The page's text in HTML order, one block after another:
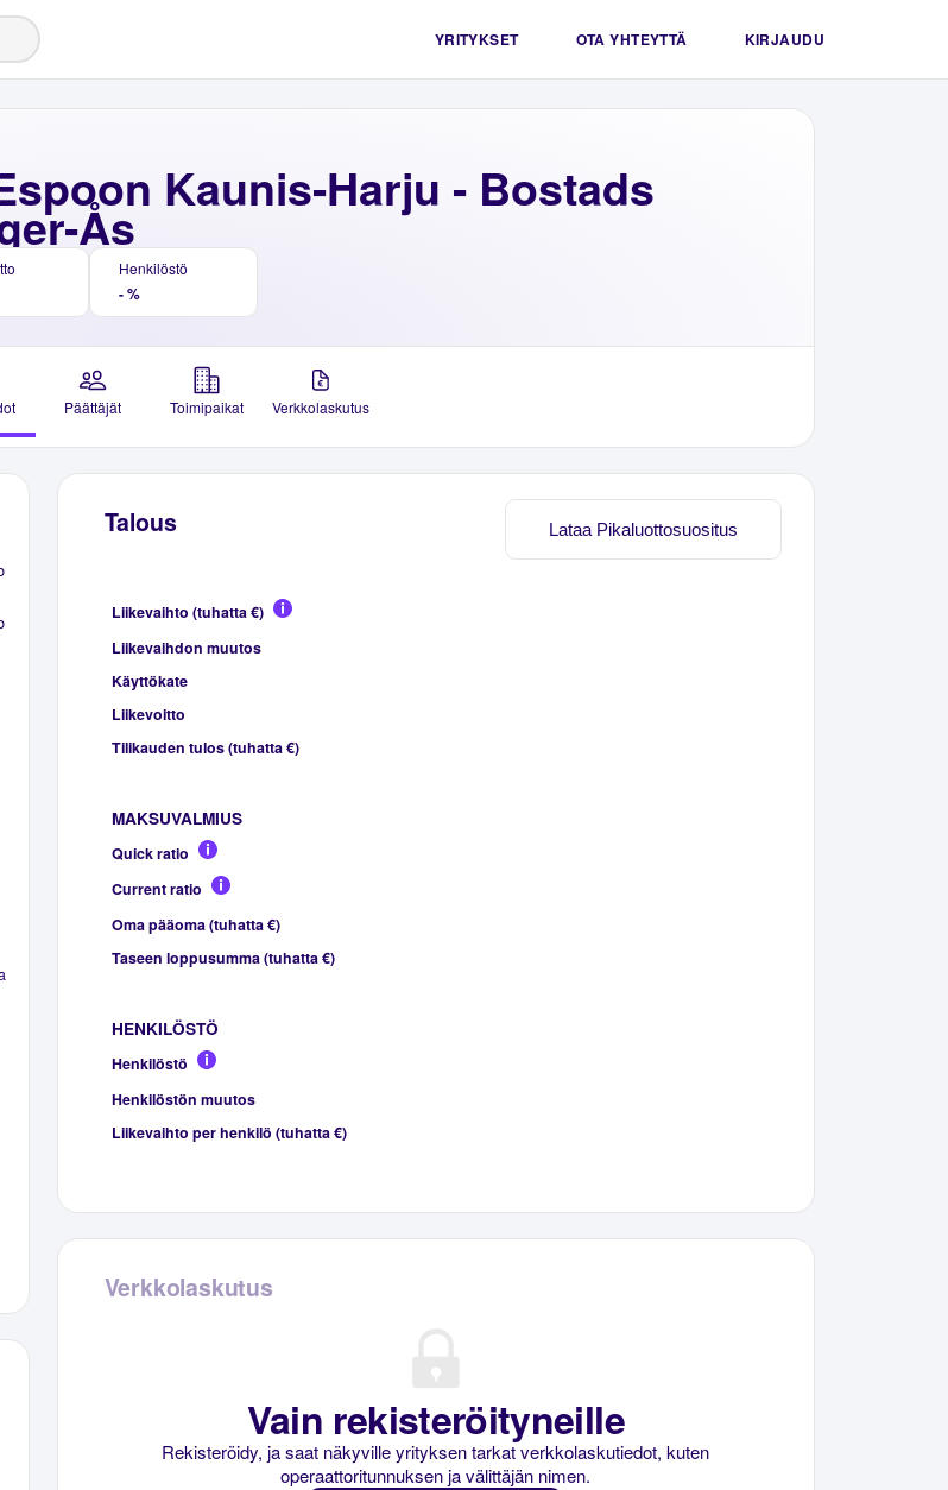
YRITYKSET OTA YHTEYTTÄ KIRJAUDU
Kaunis-Harju - Bostads
Ås
Henkilöstö
- %
Päättäjät Toimipaikat Verkkolaskutus
Lataa Pikaluottosuositus
Talous
Liikevaihto (tuhatta €)
Liikevaihdon muutos
Käyttökate
Liikevoitto
Tilikauden tulos (tuhatta €)
MAKSUVALMIUS
Quick ratio
Current ratio
Oma pääoma (tuhatta €)
Taseen loppusumma (tuhatta €)
HENKILÖSTÖ
Henkilöstö
Henkilöstön muutos
Liikevaihto per henkilö (tuhatta €)
Verkkolaskutus
Vain rekisteröityneille
Rekisteröidy, ja saat näkyville yrityksen tarkat verkkolaskutiedot, kuten
operaattoritunnuksen ja välittäjän nimen.